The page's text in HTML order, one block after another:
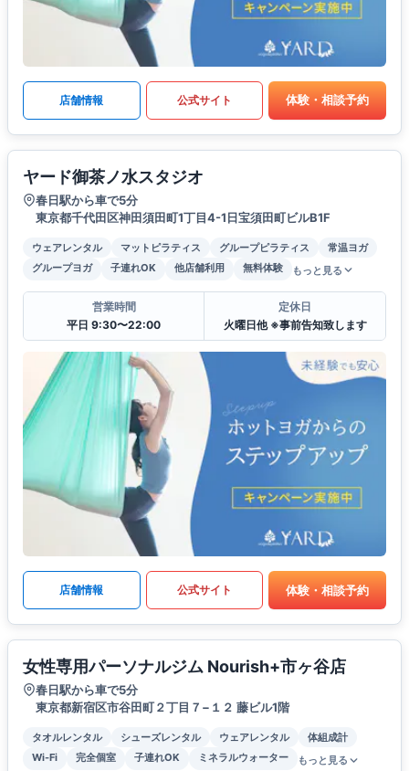
店舗情報 公式サイト 体験・相談予約
ヤード御茶ノ水スタジオ
春日駅から車で5分
東京都千代田区神田須田町1丁目4-1日宝須田町ビルB1F
ウェアレンタル マットピラティス グループピラティス
常温ヨガ
グループヨガ
子連れOK 他店舗利用 無料体験 もっと見る
営業時間
平日 9:30〜22:00
定休日
火曜日他 ※事前告知致します
店舗情報 公式サイト 体験・相談予約
女性専用パーソナルジム Nourish+市ヶ谷店
春日駅から車で5分
東京都新宿区市谷田町２丁目７−１２ 藤ビル1階
タオルレンタル シューズレンタル ウェアレンタル
体組成計
Wi-Fi
完全個室 子連れOK ミネラルウォーター もっと見る